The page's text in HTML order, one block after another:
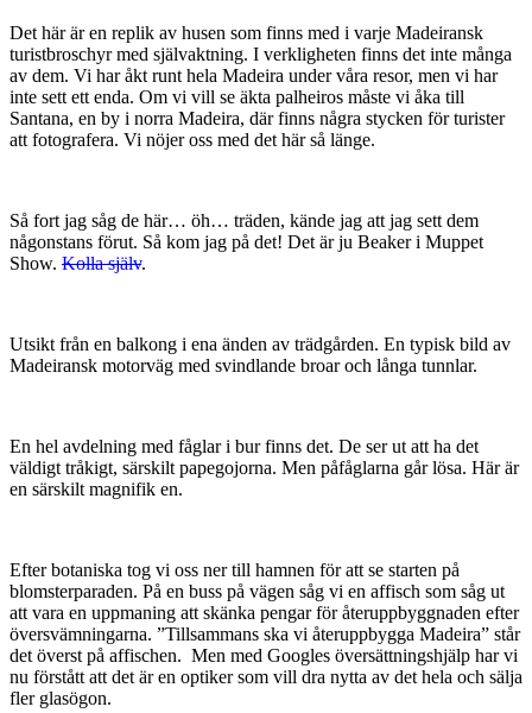
Det här är en replik av husen som finns med i varje Madeiransk
turistbroschyr med självaktning. I verkligheten finns det inte många
av dem. Vi har åkt runt hela Madeira under våra resor, men vi har
inte sett ett enda. Om vi vill se äkta palheiros måste vi åka till
Santana, en by i norra Madeira, där finns några stycken för turister
att fotografera. Vi nöjer oss med det här så länge.
Så fort jag såg de här… öh… träden, kände jag att jag sett dem
någonstans förut. Så kom jag på det! Det är ju Beaker i Muppet
Show. Kolla själv.
Utsikt från en balkong i ena änden av trädgården. En typisk bild av
Madeiransk motorväg med svindlande broar och långa tunnlar.
En hel avdelning med fåglar i bur finns det. De ser ut att ha det
väldigt tråkigt, särskilt papegojorna. Men påfåglarna går lösa. Här är
en särskilt magnifik en.
Efter botaniska tog vi oss ner till hamnen för att se starten på
blomsterparaden. På en buss på vägen såg vi en affisch som såg ut
att vara en uppmaning att skänka pengar för återuppbyggnaden efter
översvämningarna. ”Tillsammans ska vi återuppbygga Madeira” står
det överst på affischen. Men med Googles översättningshjälp har vi
nu förstått att det är en optiker som vill dra nytta av det hela och sälja
fler glasögon.